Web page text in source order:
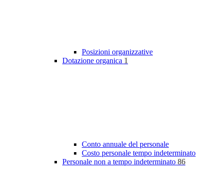
Posizioni organizzative
Dotazione organica 1
Conto annuale del personale
Costo personale tempo indeterminato
Personale non a tempo indeterminato 86